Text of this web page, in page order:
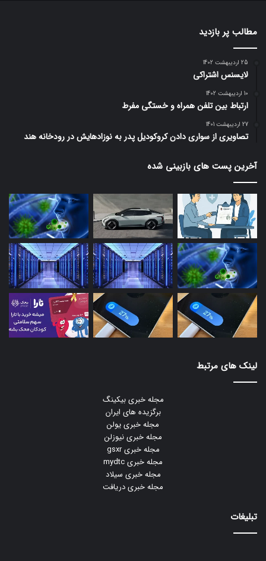
مطالب پر بازدید
25 اردیبهشت 1402
لایسنس اشتراکی
10 اردیبهشت 1402
ارتباط بین تلفن همراه و خستگی مفرط
27 اردیبهشت 1401
تصاویری از سواری دادن کروکودیل پدر به نوزادهایش در رودخانه هند
آخرین پست های بازبینی شده
لینک های مرتبط
مجله خبری بیکینگ
برگزیده های ایران
مجله خبری یولن
مجله خبری نیوزلن
مجله خبری gsxr
مجله خبری mydtc
مجله خبری سیلاد
مجله خبری دریافت
تبلیغات